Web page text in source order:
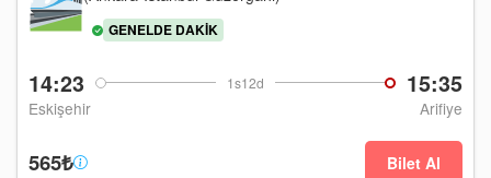
14:23 1s12d 15:35
Eskişehir Arifiye
GENELDE DAKIK
565₺
Bilet Al